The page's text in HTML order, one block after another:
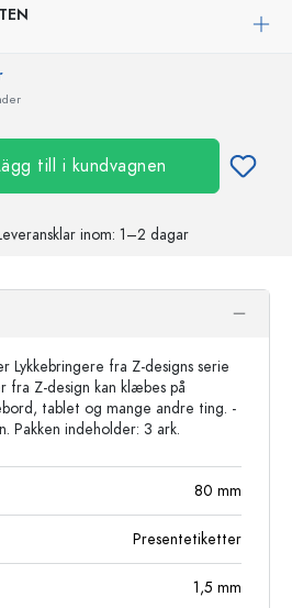
till i kundvagnen
inom: 1–2 dagar
fra Z-designs serie
fra Z-design kan klæbes på
tablet og mange andre ting. -
Pakken indeholder: 3 ark.
80 mm
Presentetiketter
1,5 mm